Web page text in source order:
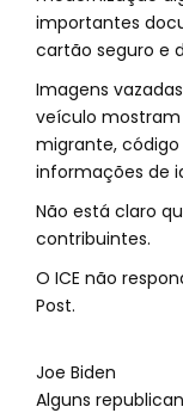
importantes
cartão seguro e
Imagens
veículo
migrante,
informações de
Não está claro
contribuintes.
O ICE não
Post.
Joe Biden
Alguns